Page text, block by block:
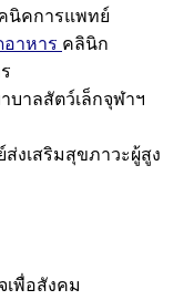
นิคการแพทย์
าหาร คลินิก
บาลสัตว์เล็กจุฬาฯ
ส่งเสริมสุขภาวะผู้สูง
พื่อสังคม